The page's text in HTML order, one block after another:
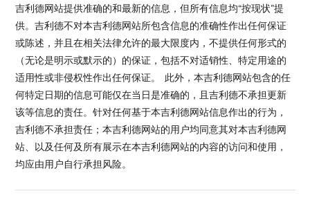
吉利德网站提供准确的和最新的信息，但所有信息均“按现状”提
供。吉利德不对本吉利德网站所包含信息的准确性作出任何保证
或陈述，并且在相关法律允许的最大限度内，不提供任何形式的
（无论是明示或默示的）的保证，包括不对适销性、特定用途的
适用性或非侵权性作出任何保证。 此外，本吉利德网站包含的任
何特定日期的信息可能仅在当日是准确的，且吉利德不承担更新
该等信息的责任。针对任何基于本吉利德网站信息作出的行为，
吉利德不承担责任；本吉利德网站的用户均同意其对本吉利德网
站、以及任何及所有展示在本吉利德网站的内容的访问和使用，
均应由用户自行承担风险。